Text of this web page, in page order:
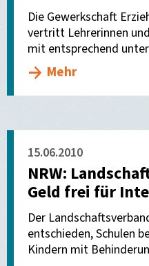
Die Gewerkschaft
vertritt Lehrerinnen
mit entsprechend
Mehr
15.06.2010
NRW:
Geld frei für
Der
entschieden, Schulen
Kindern mit